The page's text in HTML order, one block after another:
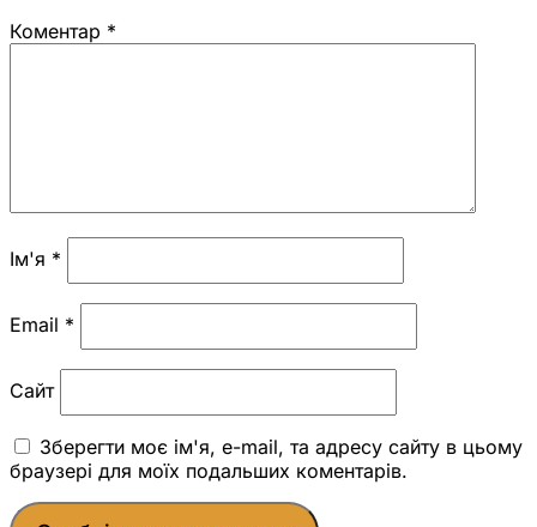
Коментар *
Ім'я *
Email *
Сайт
Зберегти моє ім'я, e-mail, та адресу сайту в цьому
браузері для моїх подальших коментарів.